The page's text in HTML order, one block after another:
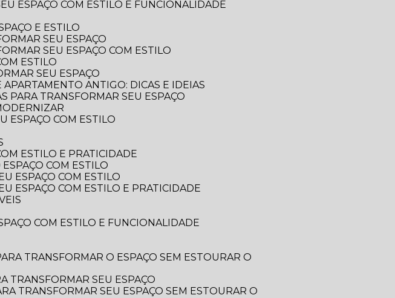
ESPAÇO COM ESTILO E FUNCIONALIDADE
E ESTILO
SEU ESPAÇO
SEU ESPAÇO COM ESTILO
ESTILO
SEU ESPAÇO
APARTAMENTO ANTIGO: DICAS E IDEIAS
PARA TRANSFORMAR SEU ESPAÇO
ESPAÇO COM ESTILO
ESTILO E PRATICIDADE
COM ESTILO
ESPAÇO COM ESTILO
ESPAÇO COM ESTILO E PRATICIDADE
COM ESTILO E FUNCIONALIDADE
TRANSFORMAR SEU ESPAÇO